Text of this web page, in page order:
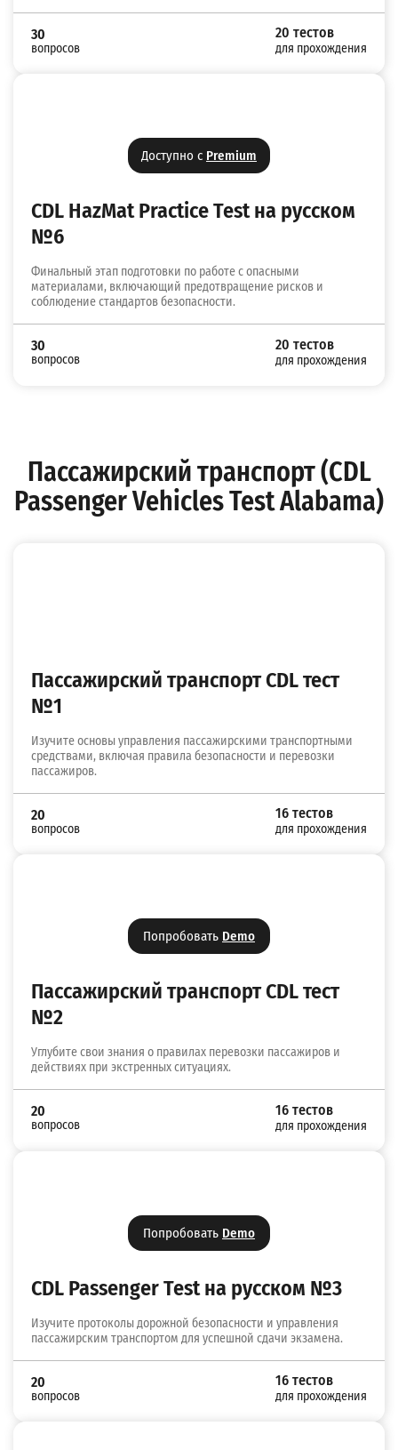
30
вопросов
20 тестов
для прохождения
Доступно с Premium
CDL HazMat Practice Test на русском
№6
Финальный этап подготовки по работе с опасными
материалами, включающий предотвращение рисков и
соблюдение стандартов безопасности.
30
вопросов
20 тестов
для прохождения
Пассажирский транспорт (CDL
Passenger Vehicles Test Alabama)
Пассажирский транспорт CDL тест
№1
Изучите основы управления пассажирскими транспортными
средствами, включая правила безопасности и перевозки
пассажиров.
20
вопросов
16 тестов
для прохождения
Попробовать Demo
Пассажирский транспорт CDL тест
№2
Углубите свои знания о правилах перевозки пассажиров и
действиях при экстренных ситуациях.
20
вопросов
16 тестов
для прохождения
Попробовать Demo
CDL Passenger Test на русском №3
Изучите протоколы дорожной безопасности и управления
пассажирским транспортом для успешной сдачи экзамена.
20
вопросов
16 тестов
для прохождения